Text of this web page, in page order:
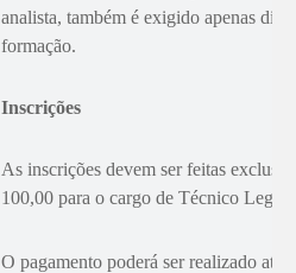
analista, também é exigido apenas
formação.
Inscrições
As inscrições devem ser feitas
100,00 para o cargo de Técnico
O pagamento poderá ser realizado até